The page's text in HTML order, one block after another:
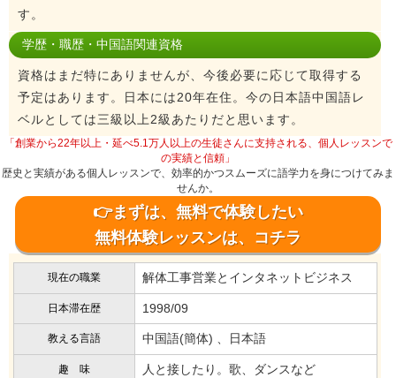
す。
学歴・職歴・中国語関連資格
資格はまだ特にありませんが、今後必要に応じて取得する
予定はあります。日本には20年在住。今の日本語中国語レ
ベルとしては三級以上2級あたりだと思います。
「創業から22年以上・延べ5.1万人以上の生徒さんに支持される、個人レッスンで
の実績と信頼」
歴史と実績がある個人レッスンで、効率的かつスムーズに語学力を身につけてみま
せんか。
👉まずは、無料で体験したい
無料体験レッスンは、コチラ
現在の職業 解体工事営業とインタネットビジネス
日本滞在歴 1998/09
教える言語 中国語(簡体) 、日本語
趣 味 人と接したり。歌、ダンスなど